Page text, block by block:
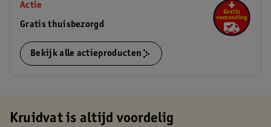
Actie
Gratis thuisbezorgd
Bekijk alle actieproducten
Kruidvat is altijd voordelig